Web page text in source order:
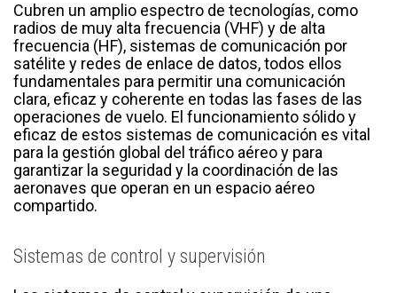
Cubren un amplio espectro de tecnologías, como
radios de muy alta frecuencia (VHF) y de alta
frecuencia (HF), sistemas de comunicación por
satélite y redes de enlace de datos, todos ellos
fundamentales para permitir una comunicación
clara, eficaz y coherente en todas las fases de las
operaciones de vuelo. El funcionamiento sólido y
eficaz de estos sistemas de comunicación es vital
para la gestión global del tráfico aéreo y para
garantizar la seguridad y la coordinación de las
aeronaves que operan en un espacio aéreo
compartido.
Sistemas de control y supervisión